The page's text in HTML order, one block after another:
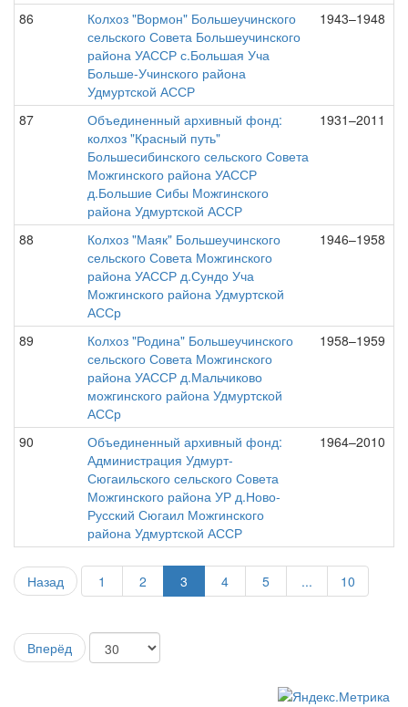
86
Колхоз "Вормон" Большеучинского
сельского Совета Большеучинского
района УАССР с.Большая Уча
Больше-Учинского района
Удмуртской АССР
1943–1948
87
Объединенный архивный фонд:
колхоз "Красный путь"
Большесибинского сельского Совета
Можгинского района УАССР
д.Большие Сибы Можгинского
района Удмуртской АССР
1931–2011
88
Колхоз "Маяк" Большеучинского
сельского Совета Можгинского
района УАССР д.Сундо Уча
Можгинского района Удмуртской
АССр
1946–1958
89
Колхоз "Родина" Большеучинского
сельского Совета Можгинского
района УАССР д.Мальчиково
можгинского района Удмуртской
АССр
1958–1959
90
Объединенный архивный фонд:
Администрация Удмурт-
Сюгаильского сельского Совета
Можгинского района УР д.Ново-
Русский Сюгаил Можгинского
района Удмуртской АССР
1964–2010
Назад 1 2 3 4 5 ... 10
Вперёд